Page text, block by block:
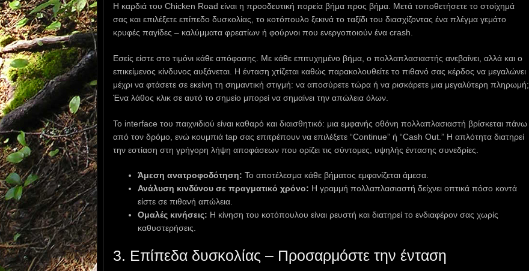
Η καρδιά του Chicken Road είναι η προοδευτική πορεία βήμα προς βήμα. Μετά τοποθετήσετε το στοίχημά
σας και επιλέξετε επίπεδο δυσκολίας, το κοτόπουλο ξεκινά το ταξίδι του διασχίζοντας ένα πλέγμα γεμάτο
κρυφές παγίδες – καλύμματα φρεατίων ή φούρνοι που ενεργοποιούν ένα crash.
Εσείς είστε στο τιμόνι κάθε απόφασης. Με κάθε επιτυχημένο βήμα, ο πολλαπλασιαστής ανεβαίνει, αλλά και ο
επικείμενος κίνδυνος αυξάνεται. Η ένταση χτίζεται καθώς παρακολουθείτε το πιθανό σας κέρδος να μεγαλώνει
μέχρι να φτάσετε σε εκείνη τη σημαντική στιγμή: να αποσύρετε τώρα ή να ρισκάρετε μια μεγαλύτερη πληρωμή;
Ένα λάθος κλικ σε αυτό το σημείο μπορεί να σημαίνει την απώλεια όλων.
Το interface του παιχνιδιού είναι καθαρό και διαισθητικό: μια εμφανής οθόνη πολλαπλασιαστή βρίσκεται πάνω
από τον δρόμο, ενώ κουμπιά tap σας επιτρέπουν να επιλέξετε “Continue” ή “Cash Out.” Η απλότητα διατηρεί
την εστίαση στη γρήγορη λήψη αποφάσεων που ορίζει τις σύντομες, υψηλής έντασης συνεδρίες.
Άμεση ανατροφοδότηση: Το αποτέλεσμα κάθε βήματος εμφανίζεται άμεσα.
Ανάλυση κινδύνου σε πραγματικό χρόνο: Η γραμμή πολλαπλασιαστή δείχνει οπτικά πόσο κοντά
είστε σε πιθανή απώλεια.
Ομαλές κινήσεις: Η κίνηση του κοτόπουλου είναι ρευστή και διατηρεί το ενδιαφέρον σας χωρίς
καθυστερήσεις.
3. Επίπεδα δυσκολίας – Προσαρμόστε την ένταση